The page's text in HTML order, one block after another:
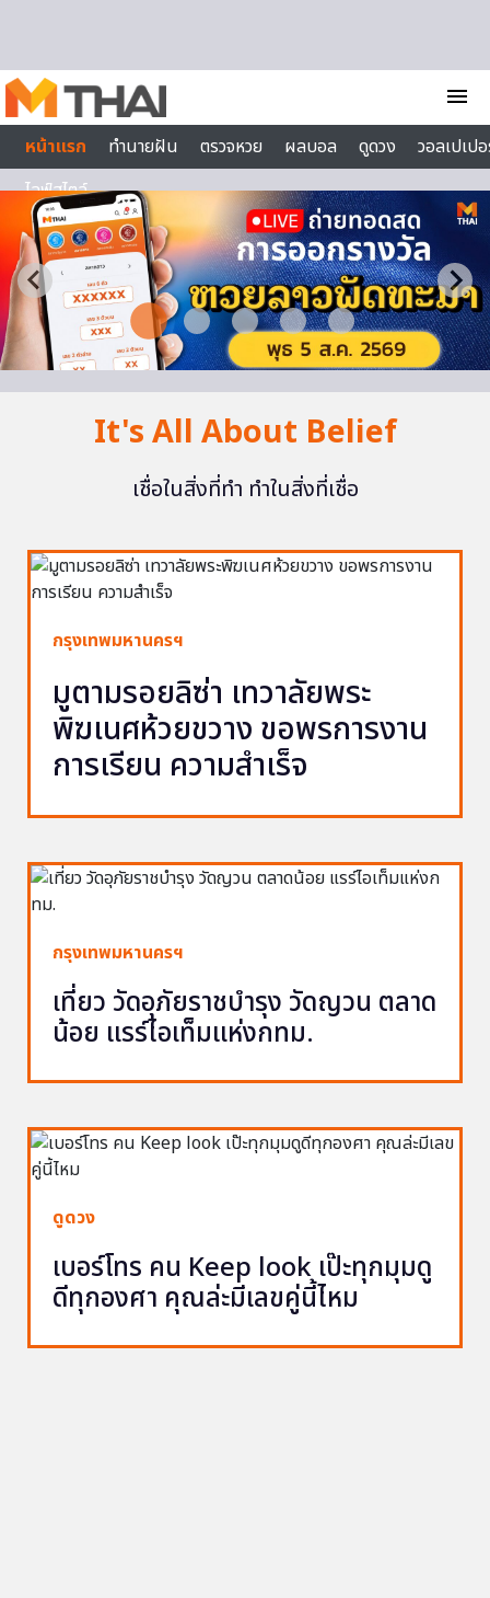
menu
หน้าแรก
ทำนายฝัน ตรวจหวย ผลบอล ดูดวง
วอลเปเป
ไลฟ์สไตล์
It's All About Belief
เชื่อในสิ่งที่ทำ ทำในสิ่งที่เชื่อ
กรุงเทพมหานครฯ
มูตามรอยลิซ่า เทวาลัยพระ
พิฆเนศห้วยขวาง ขอพรการงาน
การเรียน ความสำเร็จ
กรุงเทพมหานครฯ
เที่ยว วัดอุภัยราชบำรุง วัดญวน ตลาด
น้อย แรร์ไอเท็มแห่งกทม.
ดูดวง
เบอร์โทร คน Keep look เป๊ะทุกมุมดู
ดีทุกองศา คุณล่ะมีเลขคู่นี้ไหม